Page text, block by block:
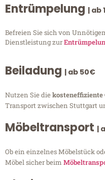
Entrümpelung | ab
Befreien Sie sich von
Dienstleistung zur
Beiladung | ab 50€
Nutzen Sie diekosteneffiziente
Transport zwischen Stuttgart
Möbeltransport |
Ob ein einzelnes Möbelstück
Möbel sicher beim